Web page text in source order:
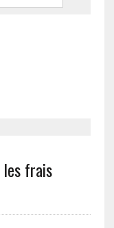
les frais